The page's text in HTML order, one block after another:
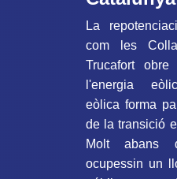
La
com les
Trucafort
l'energia
eòlica forma
de la transició
Molt abans
ocupessin un